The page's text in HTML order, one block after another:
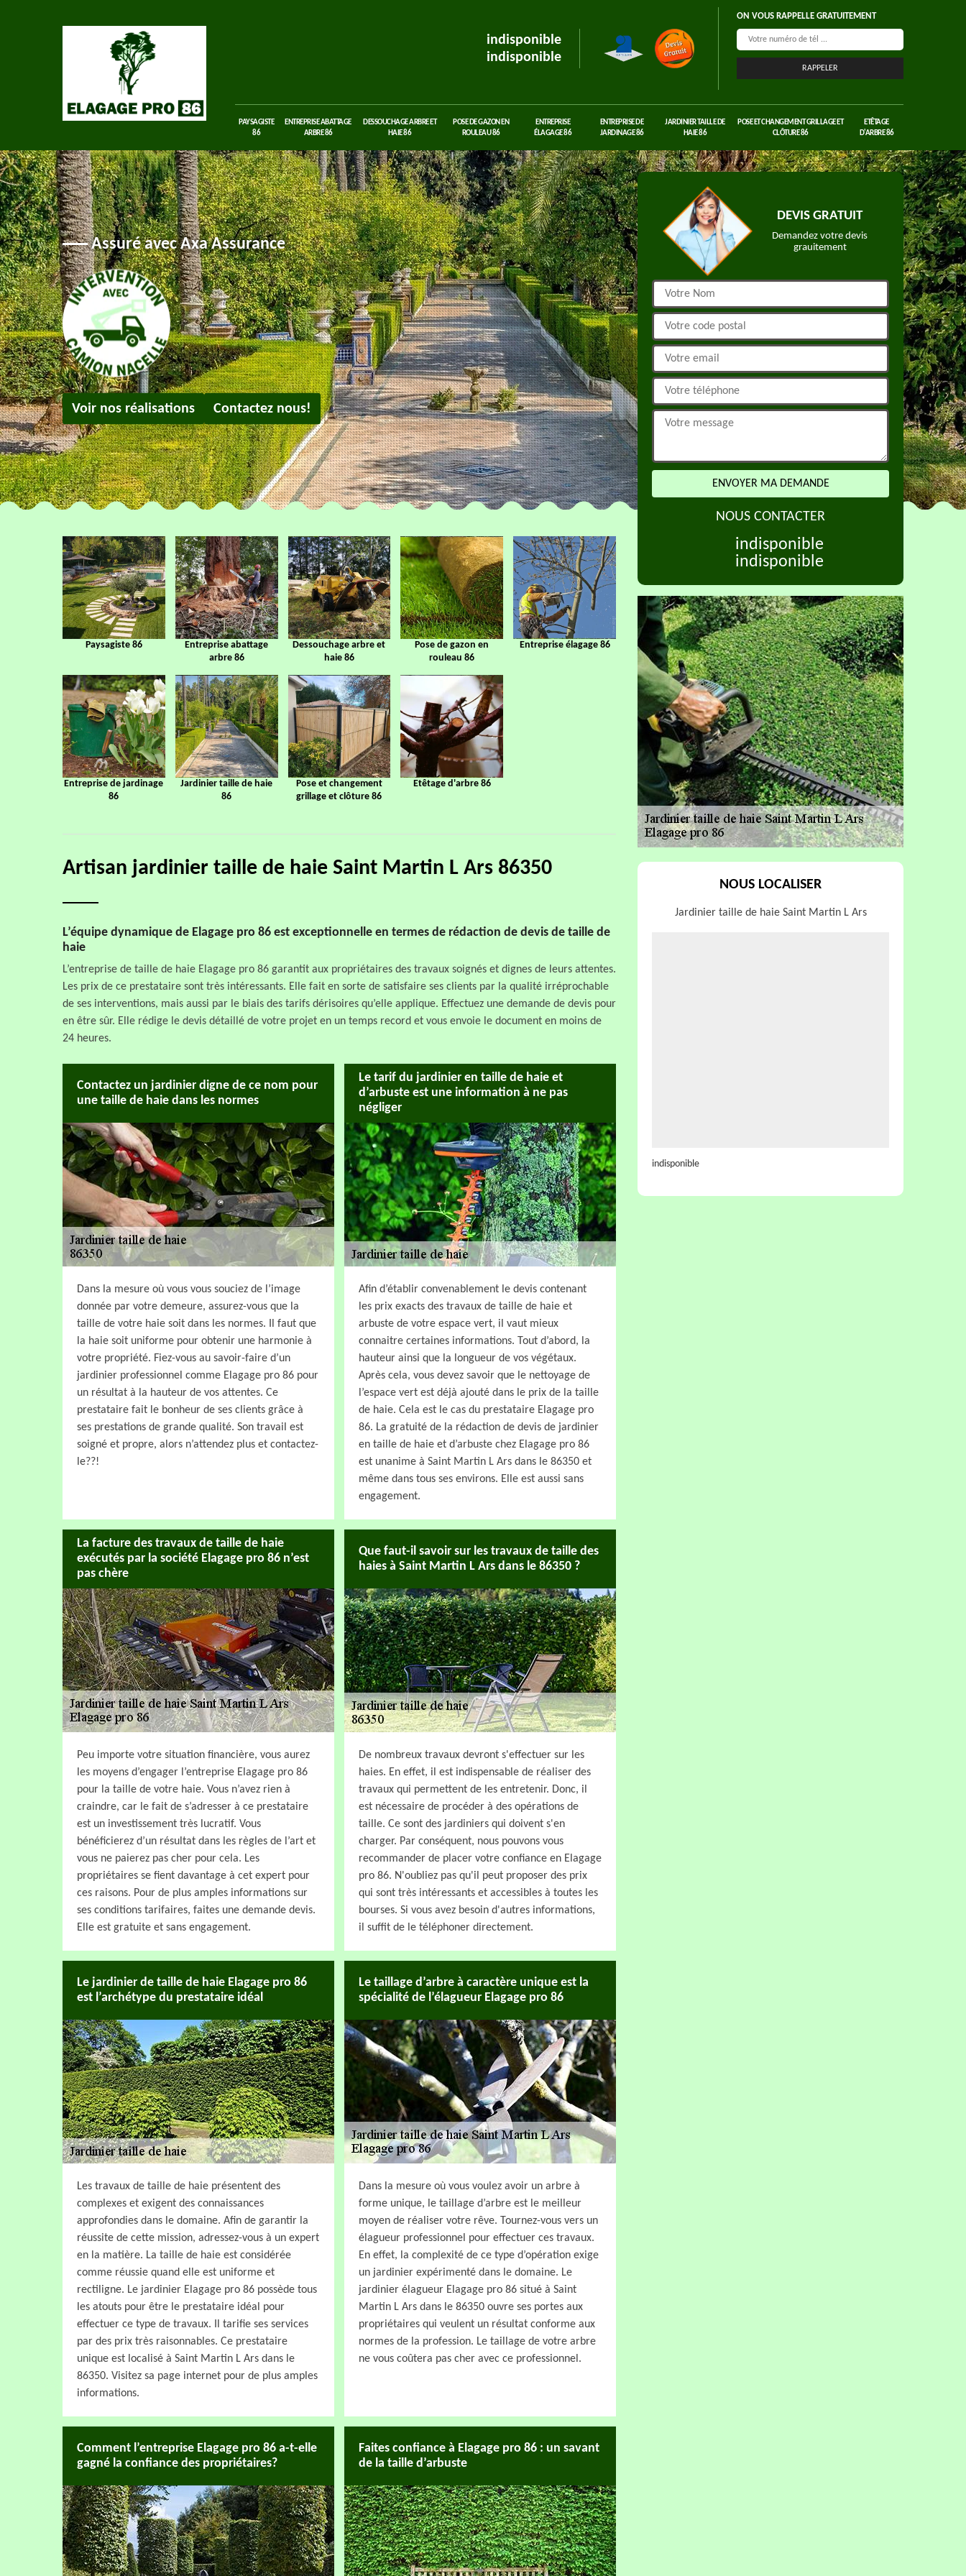
indisponible
indisponible
ON VOUS RAPPELLE GRATUITEMENT
PAYSAGISTE
86
ENTREPRISE ABATTAGE
ARBRE 86
DESSOUCHAGE ARBRE ET
HAIE 86
POSE DE GAZON EN
ROULEAU 86
ENTREPRISE
ÉLAGAGE 86
ENTREPRISE DE
JARDINAGE 86
JARDINIER TAILLE DE
HAIE 86
POSE ET CHANGEMENT GRILLAGE ET
CLÔTURE 86
ETÊTAGE
D'ARBRE 86
Assuré avec Axa Assurance
Voir nos réalisations Contactez nous!
Paysagiste 86
Entreprise abattage
arbre 86
Dessouchage arbre et
haie 86
Pose de gazon en
rouleau 86
Entreprise élagage 86
Entreprise de jardinage
86
Jardinier taille de haie
86
Pose et changement
grillage et clôture 86
Etêtage d'arbre 86
Artisan jardinier taille de haie Saint Martin L Ars 86350
L’équipe dynamique de Elagage pro 86 est exceptionnelle en termes de rédaction de devis de taille de
haie
L’entreprise de taille de haie Elagage pro 86 garantit aux propriétaires des travaux soignés et dignes de leurs attentes.
Les prix de ce prestataire sont très intéressants. Elle fait en sorte de satisfaire ses clients par la qualité irréprochable
de ses interventions, mais aussi par le biais des tarifs dérisoires qu’elle applique. Effectuez une demande de devis pour
en être sûr. Elle rédige le devis détaillé de votre projet en un temps record et vous envoie le document en moins de
24 heures.
Contactez un jardinier digne de ce nom pour
une taille de haie dans les normes
Dans la mesure où vous vous souciez de l’image
donnée par votre demeure, assurez-vous que la
taille de votre haie soit dans les normes. Il faut que
la haie soit uniforme pour obtenir une harmonie à
votre propriété. Fiez-vous au savoir-faire d’un
jardinier professionnel comme Elagage pro 86 pour
un résultat à la hauteur de vos attentes. Ce
prestataire fait le bonheur de ses clients grâce à
ses prestations de grande qualité. Son travail est
soigné et propre, alors n’attendez plus et contactez-
le??!
Le tarif du jardinier en taille de haie et
d’arbuste est une information à ne pas
négliger
Afin d’établir convenablement le devis contenant
les prix exacts des travaux de taille de haie et
arbuste de votre espace vert, il vaut mieux
connaitre certaines informations. Tout d’abord, la
hauteur ainsi que la longueur de vos végétaux.
Après cela, vous devez savoir que le nettoyage de
l’espace vert est déjà ajouté dans le prix de la taille
de haie. Cela est le cas du prestataire Elagage pro
86. La gratuité de la rédaction de devis de jardinier
en taille de haie et d’arbuste chez Elagage pro 86
est unanime à Saint Martin L Ars dans le 86350 et
même dans tous ses environs. Elle est aussi sans
engagement.
La facture des travaux de taille de haie
exécutés par la société Elagage pro 86 n’est
pas chère
Peu importe votre situation financière, vous aurez
les moyens d’engager l’entreprise Elagage pro 86
pour la taille de votre haie. Vous n’avez rien à
craindre, car le fait de s’adresser à ce prestataire
est un investissement très lucratif. Vous
bénéficierez d’un résultat dans les règles de l’art et
vous ne paierez pas cher pour cela. Les
propriétaires se fient davantage à cet expert pour
ces raisons. Pour de plus amples informations sur
ses conditions tarifaires, faites une demande devis.
Elle est gratuite et sans engagement.
Que faut-il savoir sur les travaux de taille des
haies à Saint Martin L Ars dans le 86350 ?
De nombreux travaux devront s'effectuer sur les
haies. En effet, il est indispensable de réaliser des
travaux qui permettent de les entretenir. Donc, il
est nécessaire de procéder à des opérations de
taille. Ce sont des jardiniers qui doivent s'en
charger. Par conséquent, nous pouvons vous
recommander de placer votre confiance en Elagage
pro 86. N'oubliez pas qu'il peut proposer des prix
qui sont très intéressants et accessibles à toutes les
bourses. Si vous avez besoin d'autres informations,
il suffit de le téléphoner directement.
Le jardinier de taille de haie Elagage pro 86
est l’archétype du prestataire idéal
Les travaux de taille de haie présentent des
complexes et exigent des connaissances
approfondies dans le domaine. Afin de garantir la
réussite de cette mission, adressez-vous à un expert
en la matière. La taille de haie est considérée
comme réussie quand elle est uniforme et
rectiligne. Le jardinier Elagage pro 86 possède tous
les atouts pour être le prestataire idéal pour
effectuer ce type de travaux. Il tarifie ses services
par des prix très raisonnables. Ce prestataire
unique est localisé à Saint Martin L Ars dans le
86350. Visitez sa page internet pour de plus amples
informations.
Le taillage d’arbre à caractère unique est la
spécialité de l’élagueur Elagage pro 86
Dans la mesure où vous voulez avoir un arbre à
forme unique, le taillage d’arbre est le meilleur
moyen de réaliser votre rêve. Tournez-vous vers un
élagueur professionnel pour effectuer ces travaux.
En effet, la complexité de ce type d’opération exige
un jardinier expérimenté dans le domaine. Le
jardinier élagueur Elagage pro 86 situé à Saint
Martin L Ars dans le 86350 ouvre ses portes aux
propriétaires qui veulent un résultat conforme aux
normes de la profession. Le taillage de votre arbre
ne vous coûtera pas cher avec ce professionnel.
Comment l’entreprise Elagage pro 86 a-t-elle
gagné la confiance des propriétaires?
Faites confiance à Elagage pro 86 : un savant
de la taille d’arbuste
DEVIS GRATUIT
Demandez votre devis
grauitement
NOUS CONTACTER
indisponible
indisponible
NOUS LOCALISER
Jardinier taille de haie Saint Martin L Ars
indisponible